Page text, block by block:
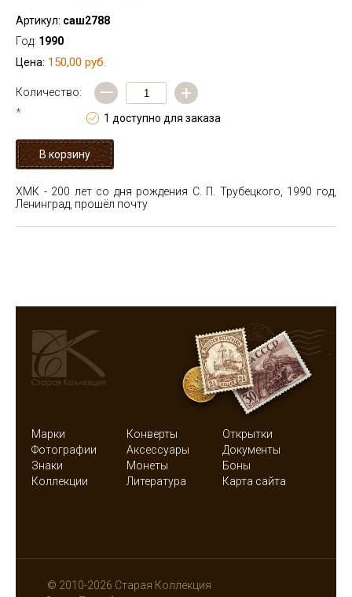
Артикул: саш2788
Год: 1990
Цена: 150,00 руб.
Количество:
*
— +
1 доступно для заказа
ХМК - 200 лет со дня рождения С. П. Трубецкого, 1990 год,
Ленинград, прошёл почту
Марки Конверты
Открытки
Фотографии
Аксессуары
Документы
Знаки
Монеты
Боны
Коллекции
Литература Карта сайта
© 2010-2026 Старая Коллекция